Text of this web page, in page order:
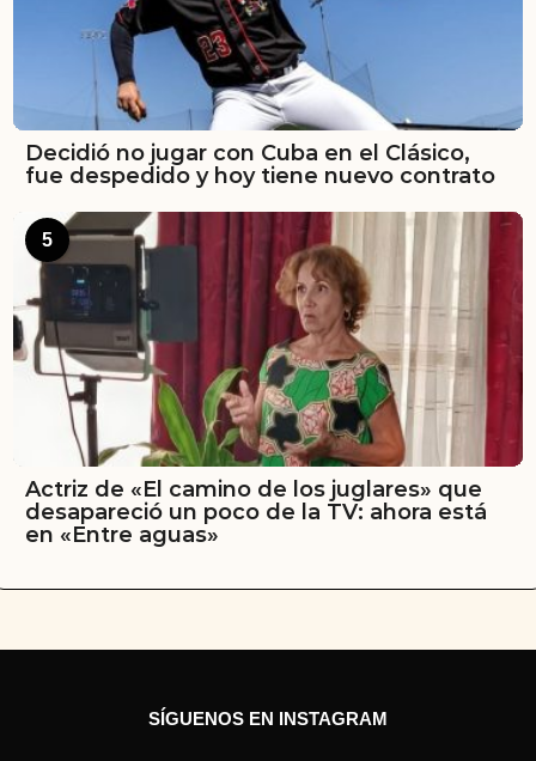
Decidió no jugar con Cuba en el Clásico,
fue despedido y hoy tiene nuevo contrato
5
Actriz de «El camino de los juglares» que
desapareció un poco de la TV: ahora está
en «Entre aguas»
SÍGUENOS EN INSTAGRAM